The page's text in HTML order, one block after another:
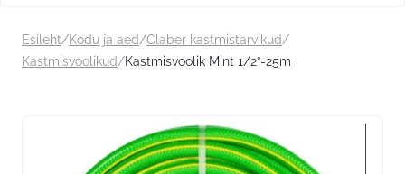
Esileht/Kodu ja aed/Claber kastmistarvikud/
Kastmisvoolikud/Kastmisvoolik Mint 1/2”-25m